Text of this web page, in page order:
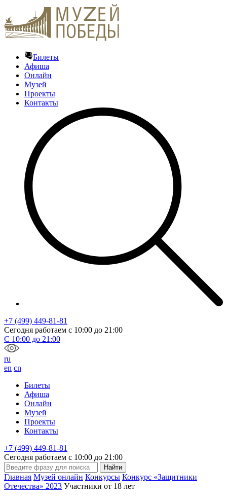
Билеты
Афиша
Онлайн
Музей
Проекты
Контакты
+7 (499) 449-81-81
Сегодня работаем с 10:00 до 21:00
С 10:00 до 21:00
ru
en cn
Билеты
Афиша
Онлайн
Музей
Проекты
Контакты
+7 (499) 449-81-81
Сегодня работаем с 10:00 до 21:00
Главная Музей онлайн Конкурсы Конкурс «Защитники
Отечества» 2023 Участники от 18 лет